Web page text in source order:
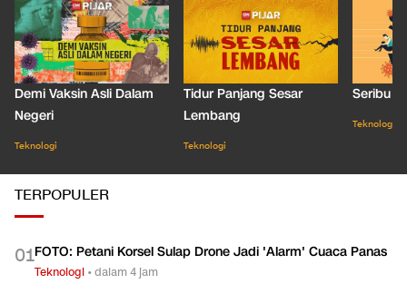
Demi Vaksin Asli Dalam
Negeri
Teknologi
Tidur Panjang Sesar
Lembang
Teknologi
Seribu
Teknologi
TERPOPULER
01FOTO: Petani Korsel Sulap Drone Jadi 'Alarm' Cuaca Panas
Teknologi •dalam 4 jam